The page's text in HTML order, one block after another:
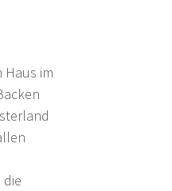
Haus im